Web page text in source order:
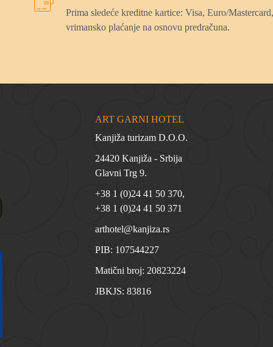
Prima sledeće kreditne kartice: Visa, Euro/
vrimansko plaćanje na osnovu predračuna.
ART GARNI HOTEL
Kanjiža turizam D.O.O.
24420 Kanjiža - Srbija
Glavni Trg 9.
+38 1 (0)24 41 50 370,
+38 1 (0)24 41 50 371
arthotel@kanjiza.rs
PIB: 107544227
Matični broj: 20823224
JBKJS: 83816